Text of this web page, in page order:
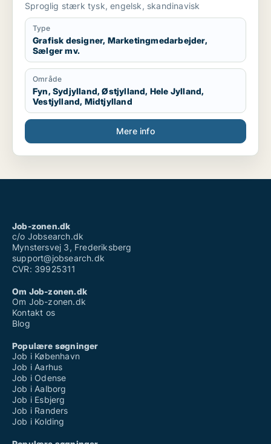
Sproglig stærk tysk, engelsk, skandinavisk
Type
Grafisk designer, Marketingmedarbejder,
Sælger mv.
Område
Fyn, Sydjylland, Østjylland, Hele Jylland,
Vestjylland, Midtjylland
Mere info
Job-zonen.dk
c/o Jobsearch.dk
Mynstersvej 3, Frederiksberg
support@jobsearch.dk
CVR: 39925311
Om Job-zonen.dk
Om Job-zonen.dk
Kontakt os
Blog
Populære søgninger
Job i København
Job i Aarhus
Job i Odense
Job i Aalborg
Job i Esbjerg
Job i Randers
Job i Kolding